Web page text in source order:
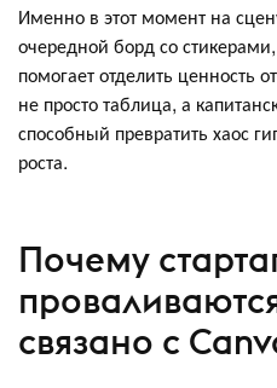
Именно в этот момент на
очередной борд со
помогает отделить
не просто таблица, а
способный превратить хаос
роста.
Почему
связано с